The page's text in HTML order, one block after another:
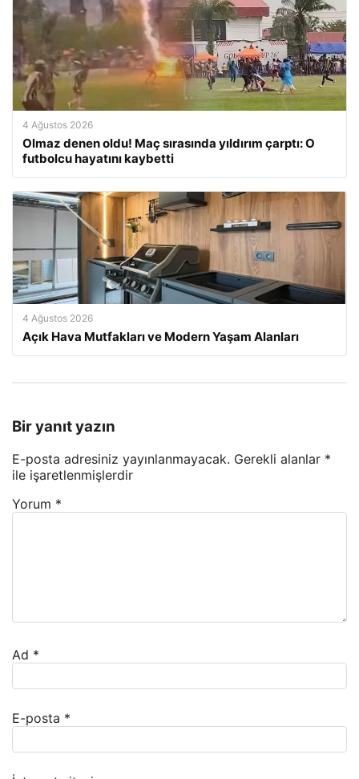
4 Ağustos 2026
Olmaz denen oldu! Maç sırasında yıldırım çarptı: O
futbolcu hayatını kaybetti
4 Ağustos 2026
Açık Hava Mutfakları ve Modern Yaşam Alanları
Bir yanıt yazın
E-posta adresiniz yayınlanmayacak. Gerekli alanlar *
ile işaretlenmişlerdir
Yorum *
Ad *
E-posta *